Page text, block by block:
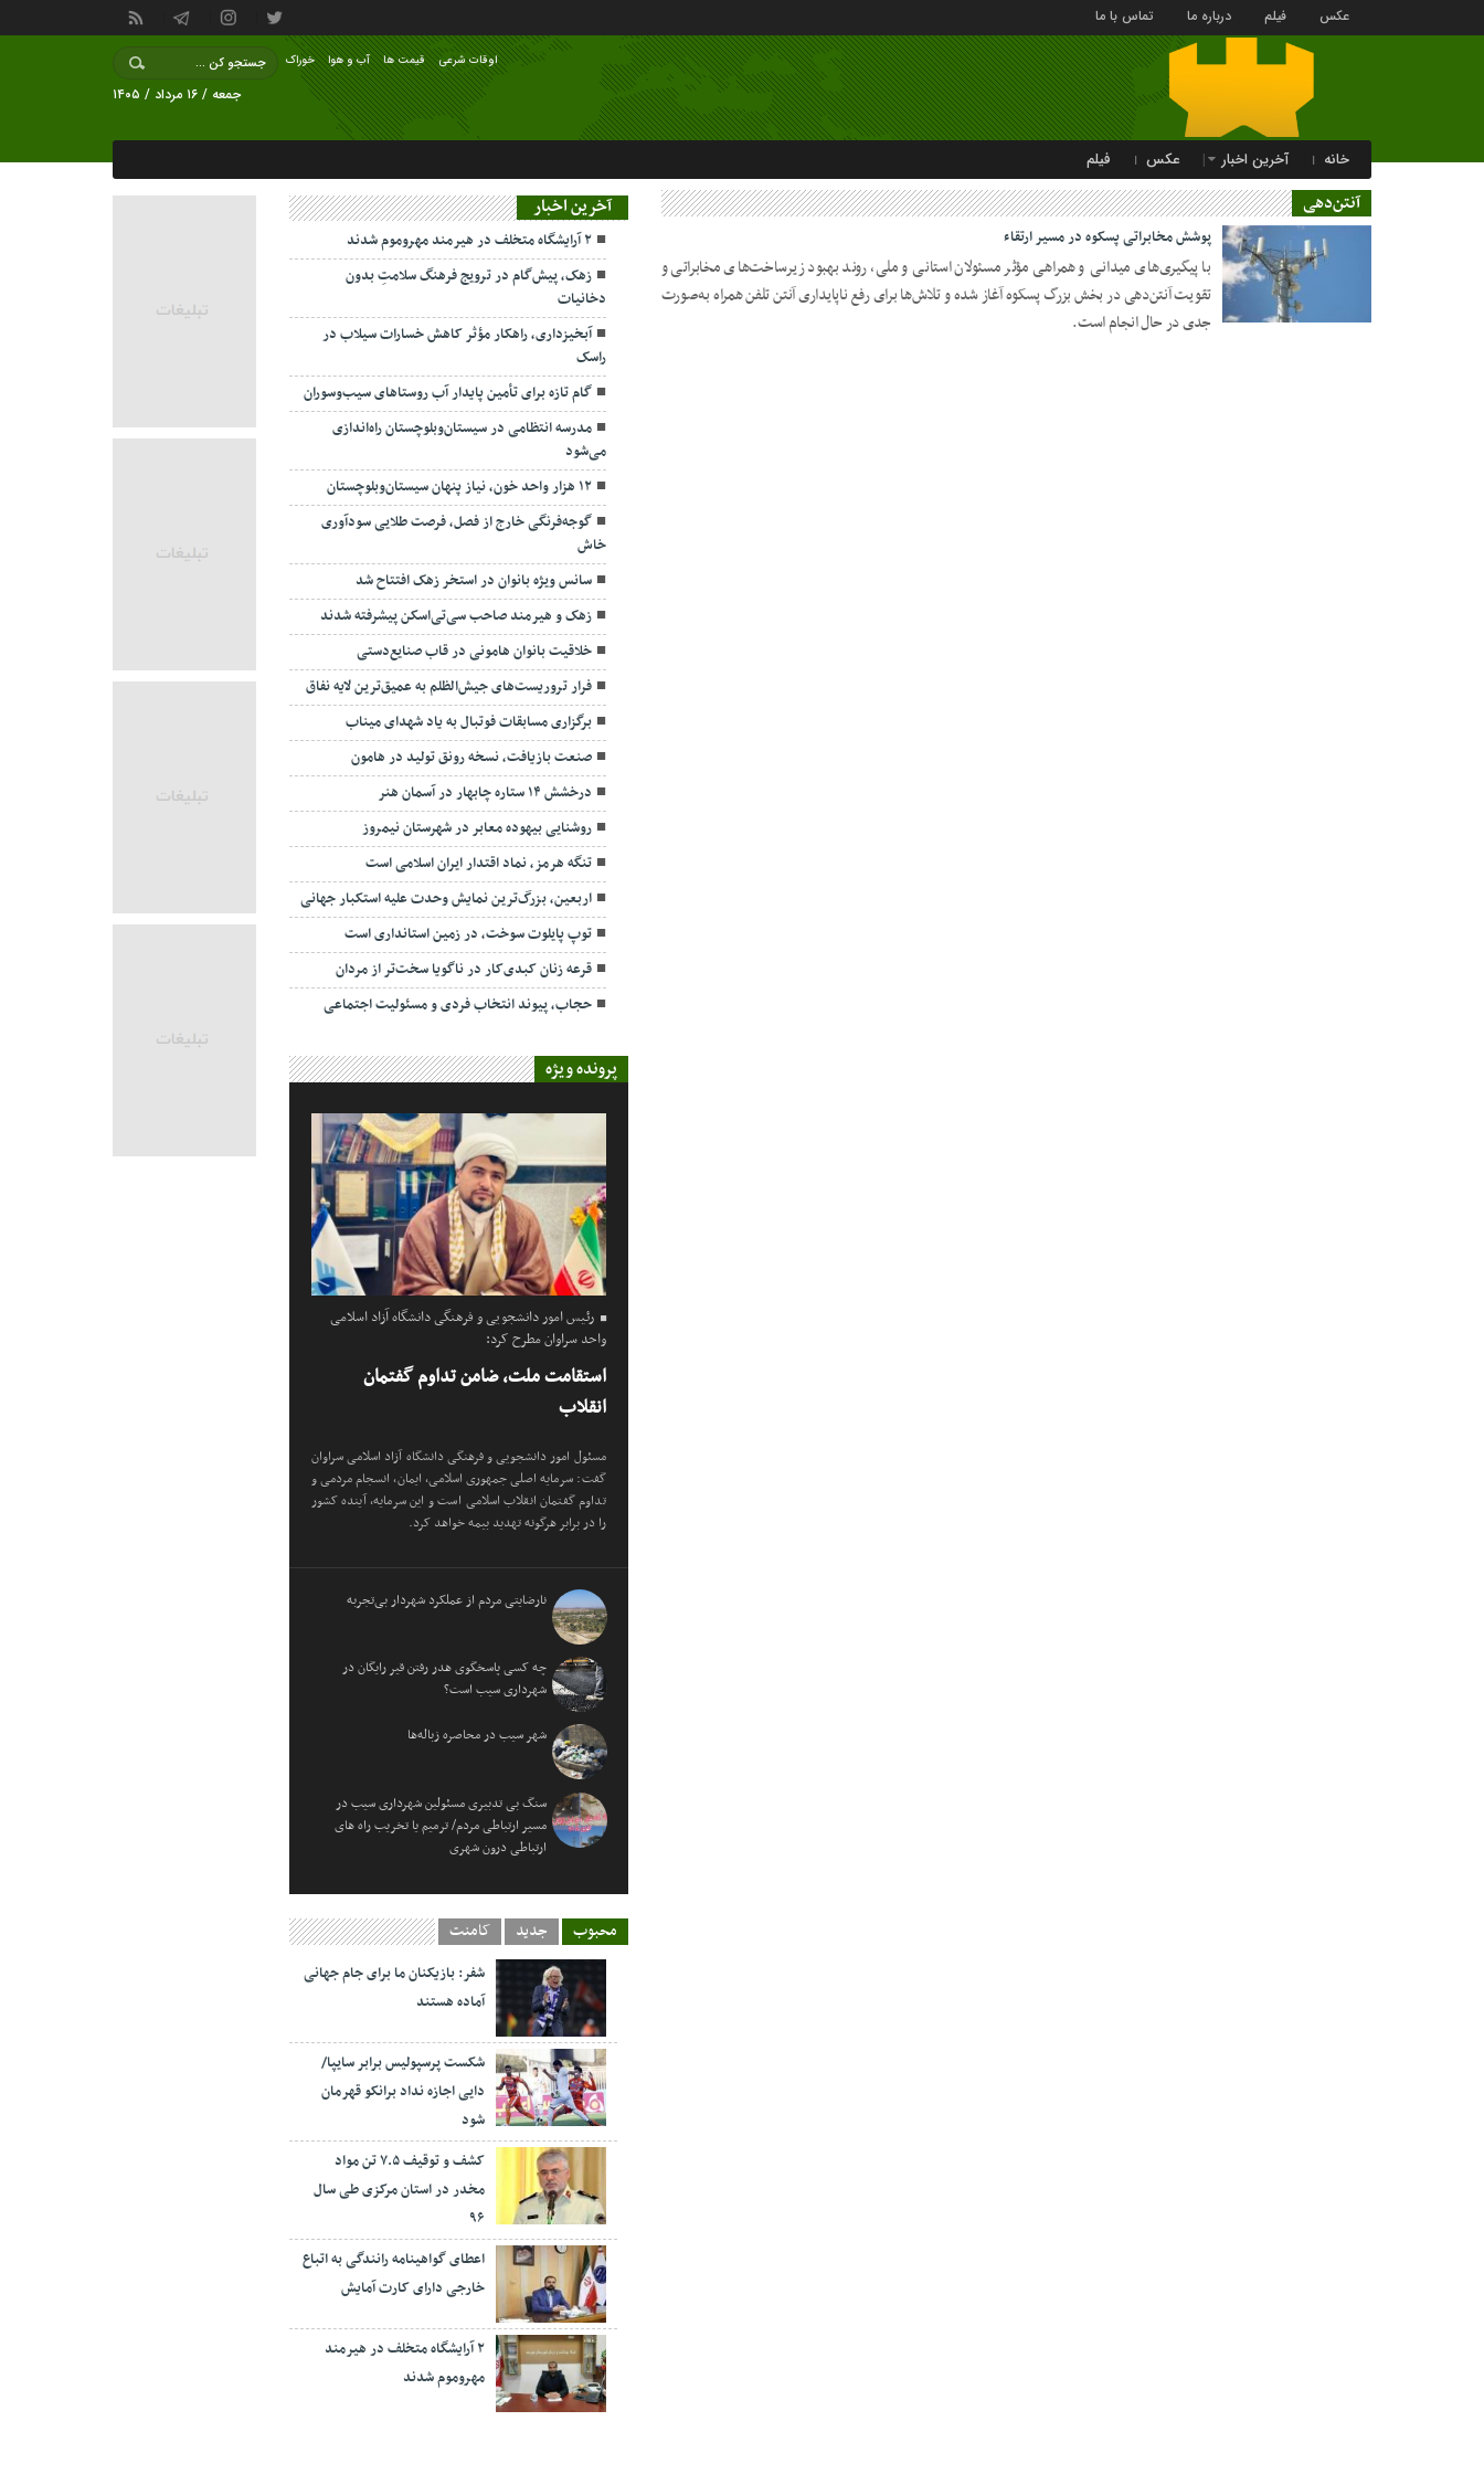
عکس فیلم درباره ما تماس با ما
خوراک آب و هوا قیمت ها اوقات شرعی
جمعه / ۱۶ مرداد / ۱۴۰۵
خانه آخرین اخبار عکس فیلم
آنتن‌دهی
پوشش مخابراتی پسکوه در مسیر ارتقاء
با پیگیری‌های میدانی و همراهی مؤثر مسئولان استانی و ملی، روند بهبود زیرساخت‌های مخابراتی و
تقویت آنتن‌دهی در بخش بزرگ پسکوه آغاز شده و تلاش‌ها برای رفع ناپایداری آنتن تلفن همراه به‌صورت
جدی در حال انجام است.
آخرین اخبار
۲ آرایشگاه متخلف در هیرمند مهروموم شدند
زهک، پیش‌گام در ترویج فرهنگ سلامتِ بدون
دخانیات
آبخیزداری، راهکار مؤثر کاهش خسارات سیلاب در
راسک
گام تازه برای تأمین پایدار آب روستاهای سیب‌وسوران
مدرسه انتظامی در سیستان‌وبلوچستان راه‌اندازی
می‌شود
۱۲ هزار واحد خون، نیاز پنهان سیستان‌وبلوچستان
گوجه‌فرنگی خارج از فصل، فرصت طلایی سودآوری
خاش
سانس ویژه بانوان در استخر زهک افتتاح شد
زهک و هیرمند صاحب سی‌تی‌اسکن پیشرفته شدند
خلاقیت بانوان هامونی در قاب صنایع‌دستی
فرار تروریست‌های جیش‌الظلم به عمیق‌ترین لایه نفاق
برگزاری مسابقات فوتبال به یاد شهدای میناب
صنعت بازیافت، نسخه رونق تولید در هامون
درخشش ۱۴ ستاره چابهار در آسمان هنر
روشنایی بیهوده معابر در شهرستان نیمروز
تنگه هرمز، نماد اقتدار ایران اسلامی است
اربعین، بزرگ‌ترین نمایش وحدت علیه استکبار جهانی
توپ پایلوت سوخت، در زمین استانداری است
قرعه زنان کبدی‌کار در ناگویا سخت‌تر از مردان
حجاب، پیوند انتخاب فردی و مسئولیت اجتماعی
پرونده ویژه
رئیس امور دانشجویی و فرهنگی دانشگاه آزاد اسلامی
واحد سراوان مطرح کرد:
استقامت ملت، ضامن تداوم گفتمان
انقلاب
مسئول امور دانشجویی و فرهنگی دانشگاه آزاد اسلامی سراوان
گفت: سرمایه اصلی جمهوری اسلامی، ایمان، انسجام مردمی و
تداوم گفتمان انقلاب اسلامی است و این سرمایه، آینده کشور
را در برابر هرگونه تهدید بیمه خواهد کرد.
نارضایتی مردم از عملکرد شهردار بی‌تجربه
چه کسی پاسخگوی هدر رفتن قیر رایگان در
شهرداری سیب است؟
شهر سیب در محاصره زباله‌ها
سنگ بی تدبیری مسئولین شهرداری سیب در
مسیر ارتباطی مردم/ ترمیم یا تخریب راه های
ارتباطی درون شهری
محبوب جدید کامنت
شفر: بازیکنان ما برای جام جهانی
آماده هستند
شکست پرسپولیس برابر سایپا/
دایی اجازه نداد برانکو قهرمان
شود
کشف و توقیف ۷.۵ تن مواد
مخدر در استان مرکزی طی سال
۹۶
اعطای گواهینامه رانندگی به اتباع
خارجی دارای کارت آمایش
۲ آرایشگاه متخلف در هیرمند
مهروموم شدند